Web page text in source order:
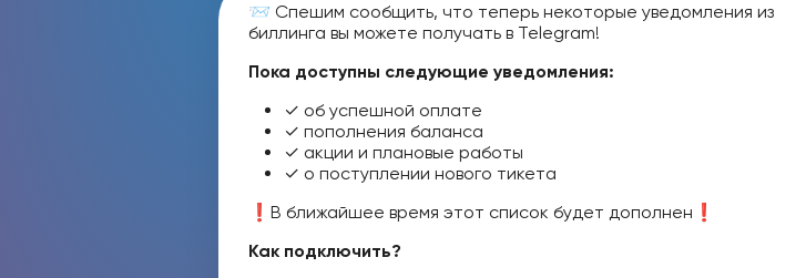
📨 Спешим сообщить, что теперь некоторые уведомления из
биллинга вы можете получать в Telegram!
Пока доступны следующие уведомления:
✓ об успешной оплате
✓ пополнения баланса
✓ акции и плановые работы
✓ о поступлении нового тикета
❗В ближайшее время этот список будет дополнен❗
Как подключить?